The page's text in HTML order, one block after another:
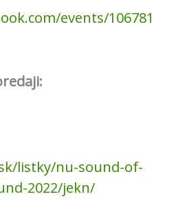
events/106781
listky/nu-sound-of-
2022/jekn/